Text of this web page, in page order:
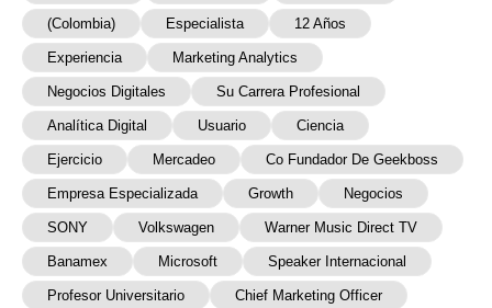
(Colombia) Especialista 12 Años
Experiencia Marketing Analytics
Negocios Digitales Su Carrera Profesional
Analítica Digital Usuario Ciencia
Ejercicio Mercadeo Co Fundador De Geekboss
Empresa Especializada Growth Negocios
SONY Volkswagen Warner Music Direct TV
Banamex Microsoft Speaker Internacional
Profesor Universitario Chief Marketing Officer